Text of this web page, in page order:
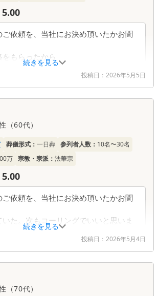
メント
たびはアンケートにご協力いただき、誠
とうございました。 「小さなお葬式」様
紹介ではございましたが、式場については
当社をお選びいただいていたとのこと、心
申し上げます。さらに「次は直接コーリン
」とのお言葉まで頂戴し、大変ありがたく
も分かりやすく、丁寧にお伝えできたこと
お言葉をいただき、スタッフ一同の励みと
ります。 まごころを込めたお葬式やアフ
ローについても「助かります」とのお声を
安心してお任せいただけたことを嬉しく拝
ました。 一方で、「小さなお葬式のメリ
まいち分からなかった」とのご指摘につき
、真摯に受け止めております。今後は、比
トや違いをより明確にお伝えできるよう、
善に努めてまいります。 末筆ながら、ご
のご健勝とご平安を心よりお祈り申し上げ
続きを見る
5.00
ご依頼を、当社にお決め頂いたかお聞
もらったから
について、またはその他ご意見・ご
たらお聞かせください。
りでしたが、すべて話を聞いて色々
ていただいたおかげで無事にできて
はアンケートにご協力いただき、誠にあり
ざいました。 ご葬儀のご依頼につきまし
番最初に連絡をもらったから」とのお言葉
、当社へお任せいただけましたこと、心よ
し上げます。急なご状況の中で当社を選ん
けたこと、大変ありがたく存じます。 ま
儀については、わからないことばかりの中
て話を聞いて、いろいろアドバイスまでし
いたおかげで無事にできて良かった」との
ができたことを嬉しく思います。 今後
安心してお任せいただける葬儀サービスの
投稿日： 2026年5月5日
続きを見る
（60代）
葬儀形式： 一日葬 参列者人数： 10名〜30名
万 宗教・宗派： 法華宗
5.00
ご依頼を、当社にお決め頂いたかお聞
いた。次もコーリングでいいと思いま
について、またはその他ご意見・ご
たらお聞かせください。
う少し打合せをしてほしっかった。
足です。
投稿日： 2026年5月4日
（70代）